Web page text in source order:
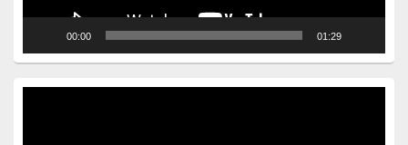
00:00 01:29